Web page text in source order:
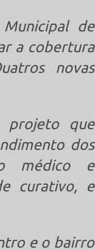
de
a cobertura
novas
projeto que
dos
médico e
curativo, e
e o bairro